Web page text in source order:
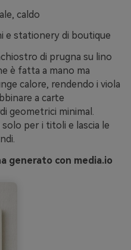
caldo
e stationery di boutique
di prugna su lino
è fatta a mano ma
calore, rendendo i viola
a carte
geometrici minimal.
solo per i titoli e lascia le
generato con media.io